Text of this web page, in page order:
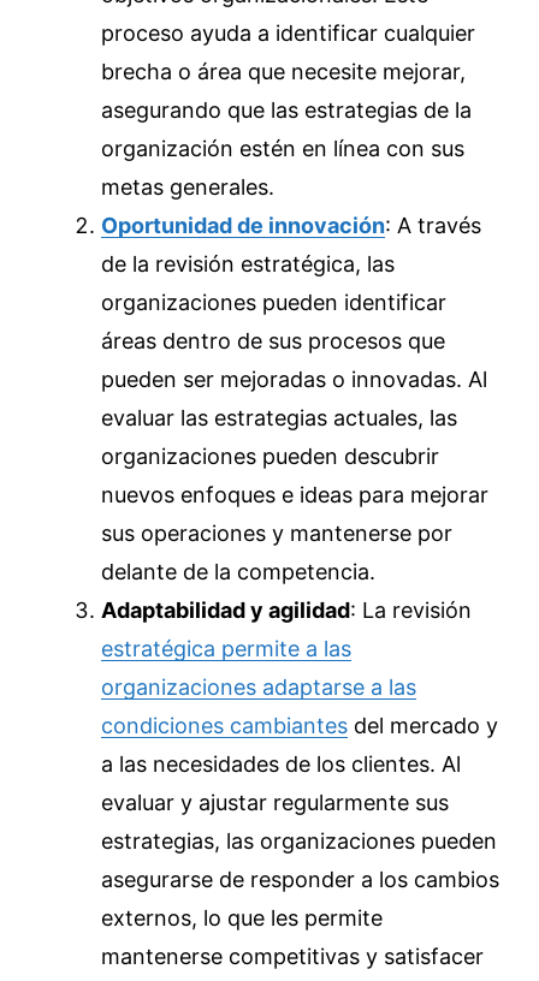
proceso ayuda a identificar cualquier
brecha o área que necesite mejorar,
asegurando que las estrategias de la
organización estén en línea con sus
metas generales.
Oportunidad de innovación: A través
de la revisión estratégica, las
organizaciones pueden identificar
áreas dentro de sus procesos que
pueden ser mejoradas o innovadas. Al
evaluar las estrategias actuales, las
organizaciones pueden descubrir
nuevos enfoques e ideas para mejorar
sus operaciones y mantenerse por
delante de la competencia.
Adaptabilidad y agilidad: La revisión
estratégica permite a las
organizaciones adaptarse a las
condiciones cambiantes del mercado y
a las necesidades de los clientes. Al
evaluar y ajustar regularmente sus
estrategias, las organizaciones pueden
asegurarse de responder a los cambios
externos, lo que les permite
mantenerse competitivas y satisfacer